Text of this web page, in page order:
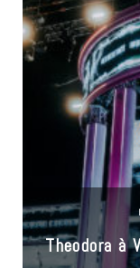
Theodora à